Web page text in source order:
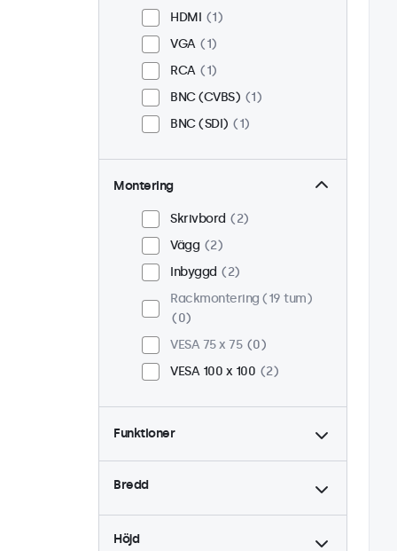
HDMI
1
VGA
1
RCA
1
BNC (CVBS)
1
BNC (SDI)
1
Montering
Skrivbord
2
Vägg
2
Inbyggd
2
Rackmontering (19 tum)
0
VESA 75 x 75
0
VESA 100 x 100
2
Funktioner
4:3 / 5:4
0
Dimning
2
Bredd
Höjd